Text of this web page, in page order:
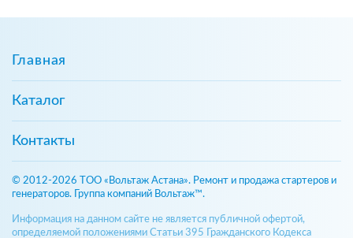
Главная
Каталог
Контакты
© 2012-2026 ТОО «Вольтаж Астана». Ремонт и продажа стартеров и
генераторов. Группа компаний Вольтаж™.
Информация на данном сайте не является публичной офертой,
определяемой положениями Статьи 395 Гражданского Кодекса